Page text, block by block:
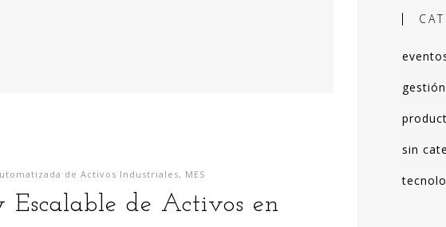
Busco ofrecer un
narren mis
análisis de datos.
de Activos Industriales, MES
de Activos en
gestión
sin